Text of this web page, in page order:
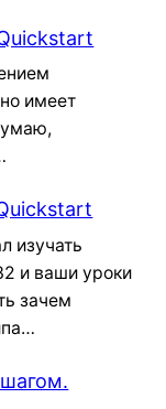
имеет
изучать
и ваши уроки
зачем